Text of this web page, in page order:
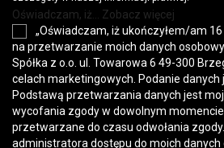
Oświadczam, iż... Zobacz więcej
„Oświadczam, iż ukończyłem/am
na przetwarzanie moich danych
Spółka z o.o. ul. Towarowa 6 49-300
celach marketingowych. Podanie danych
Podstawą przetwarzania danych jest
wycofania zgody w dowolnym
przetwarzane do czasu odwołania
administratora dostępu do moich danych